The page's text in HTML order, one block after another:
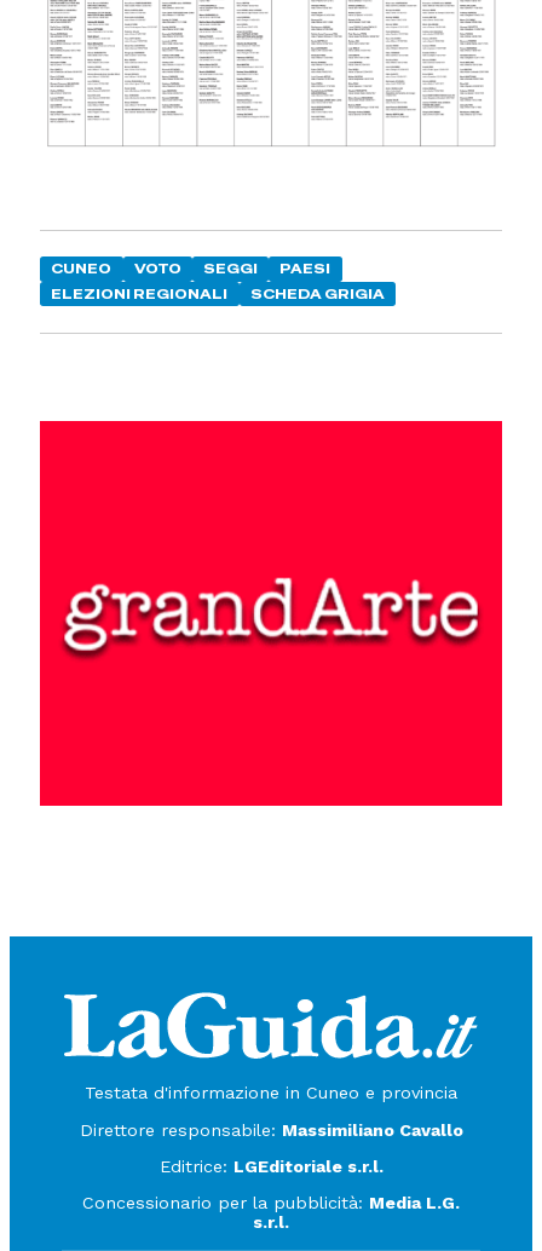
CUNEO VOTO SEGGI
PAESI
ELEZIONI REGIONALI
SCHEDA GRIGIA
Testata d'informazione in Cuneo e provincia
Direttore responsabile: Massimiliano Cavallo
Editrice: LGEditoriale s.r.l.
Concessionario per la pubblicità: Media L.G.
s.r.l.